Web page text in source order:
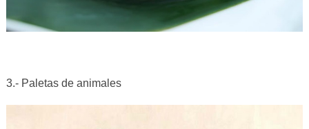
3.- Paletas de animales